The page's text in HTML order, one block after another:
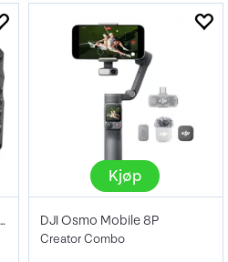
SmallRig 3081 Cage for Sony A7C
Kjøp
DJI Osmo Mobile 8P
Creator Combo